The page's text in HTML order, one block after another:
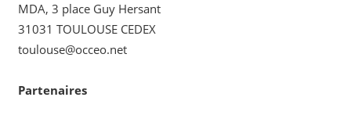
MDA, 3 place Guy Hersant
31031 TOULOUSE CEDEX
toulouse@occeo.net
Partenaires